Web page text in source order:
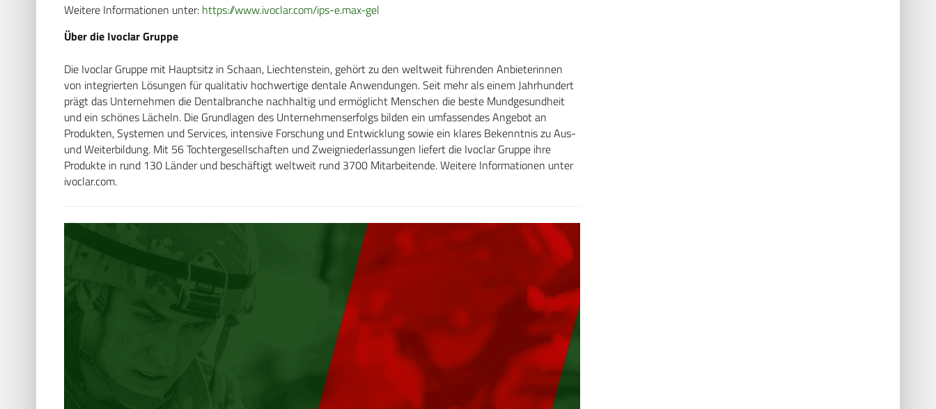
Weitere Informationen unter: https://www.ivoclar.com/ips-e.max-gel
Über die Ivoclar Gruppe
Die Ivoclar Gruppe mit Hauptsitz in Schaan, Liechtenstein, gehört zu den weltweit führenden Anbieterinnen
von integrierten Lösungen für qualitativ hochwertige dentale Anwendungen. Seit mehr als einem Jahrhundert
prägt das Unternehmen die Dentalbranche nachhaltig und ermöglicht Menschen die beste Mundgesundheit
und ein schönes Lächeln. Die Grundlagen des Unternehmenserfolgs bilden ein umfassendes Angebot an
Produkten, Systemen und Services, intensive Forschung und Entwicklung sowie ein klares Bekenntnis zu Aus-
und Weiterbildung. Mit 56 Tochtergesellschaften und Zweigniederlassungen liefert die Ivoclar Gruppe ihre
Produkte in rund 130 Länder und beschäftigt weltweit rund 3700 Mitarbeitende. Weitere Informationen unter
ivoclar.com.